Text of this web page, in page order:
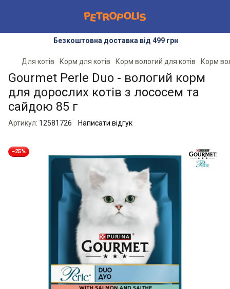
Безкоштовна доставка від 499 грн
Для котів Корм для котів Корм вологий для котів Корм
Gourmet Perle Duo - вологий корм
для дорослих котів з лососем та
сайдою 85 г
Артикул: 12581726 Написати відгук
−25%